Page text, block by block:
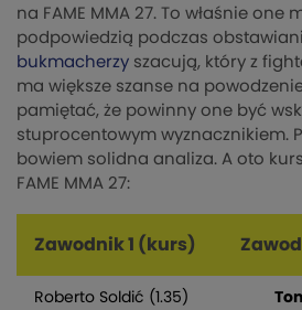
na FAME MMA 27. To właśnie one
podpowiedzią podczas
bukmacherzy szacują, który z
ma większe szanse na
pamiętać, że powinny one być
stuprocentowym wyznacznikiem.
bowiem solidna analiza. A oto
FAME MMA 27:
Zawodnik 1 (kurs)
Roberto Soldić (1.35)